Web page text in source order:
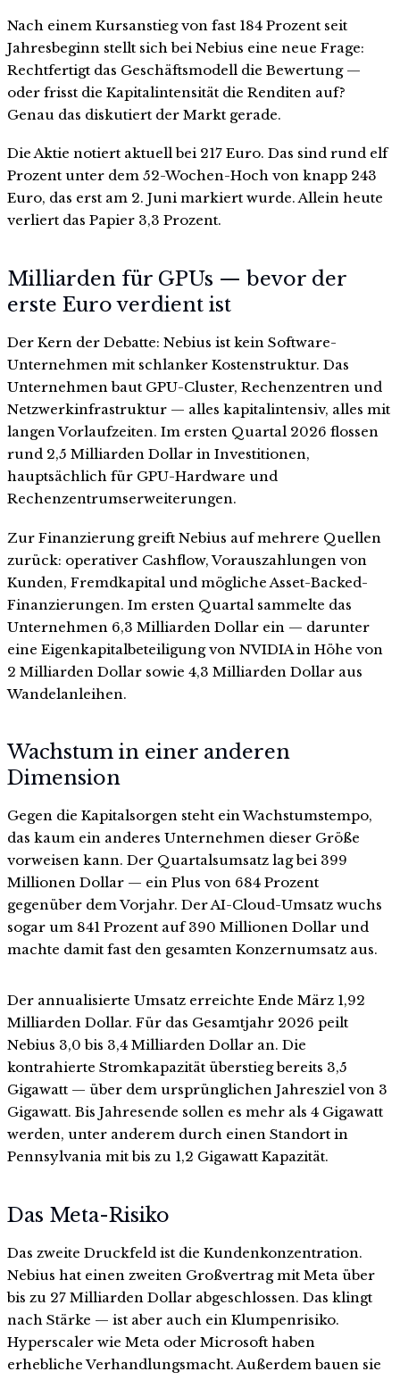
Nach einem Kursanstieg von fast 184 Prozent seit
Jahresbeginn stellt sich bei Nebius eine neue Frage:
Rechtfertigt das Geschäftsmodell die Bewertung —
oder frisst die Kapitalintensität die Renditen auf?
Genau das diskutiert der Markt gerade.
Die Aktie notiert aktuell bei 217 Euro. Das sind rund elf
Prozent unter dem 52-Wochen-Hoch von knapp 243
Euro, das erst am 2. Juni markiert wurde. Allein heute
verliert das Papier 3,3 Prozent.
Milliarden für GPUs — bevor der
erste Euro verdient ist
Der Kern der Debatte: Nebius ist kein Software-
Unternehmen mit schlanker Kostenstruktur. Das
Unternehmen baut GPU-Cluster, Rechenzentren und
Netzwerkinfrastruktur — alles kapitalintensiv, alles mit
langen Vorlaufzeiten. Im ersten Quartal 2026 flossen
rund 2,5 Milliarden Dollar in Investitionen,
hauptsächlich für GPU-Hardware und
Rechenzentrumserweiterungen.
Zur Finanzierung greift Nebius auf mehrere Quellen
zurück: operativer Cashflow, Vorauszahlungen von
Kunden, Fremdkapital und mögliche Asset-Backed-
Finanzierungen. Im ersten Quartal sammelte das
Unternehmen 6,3 Milliarden Dollar ein — darunter
eine Eigenkapitalbeteiligung von NVIDIA in Höhe von
2 Milliarden Dollar sowie 4,3 Milliarden Dollar aus
Wandelanleihen.
Wachstum in einer anderen
Dimension
Gegen die Kapitalsorgen steht ein Wachstumstempo,
das kaum ein anderes Unternehmen dieser Größe
vorweisen kann. Der Quartalsumsatz lag bei 399
Millionen Dollar — ein Plus von 684 Prozent
gegenüber dem Vorjahr. Der AI-Cloud-Umsatz wuchs
sogar um 841 Prozent auf 390 Millionen Dollar und
machte damit fast den gesamten Konzernumsatz aus.
Der annualisierte Umsatz erreichte Ende März 1,92
Milliarden Dollar. Für das Gesamtjahr 2026 peilt
Nebius 3,0 bis 3,4 Milliarden Dollar an. Die
kontrahierte Stromkapazität überstieg bereits 3,5
Gigawatt — über dem ursprünglichen Jahresziel von 3
Gigawatt. Bis Jahresende sollen es mehr als 4 Gigawatt
werden, unter anderem durch einen Standort in
Pennsylvania mit bis zu 1,2 Gigawatt Kapazität.
Das Meta-Risiko
Das zweite Druckfeld ist die Kundenkonzentration.
Nebius hat einen zweiten Großvertrag mit Meta über
bis zu 27 Milliarden Dollar abgeschlossen. Das klingt
nach Stärke — ist aber auch ein Klumpenrisiko.
Hyperscaler wie Meta oder Microsoft haben
erhebliche Verhandlungsmacht. Außerdem bauen sie